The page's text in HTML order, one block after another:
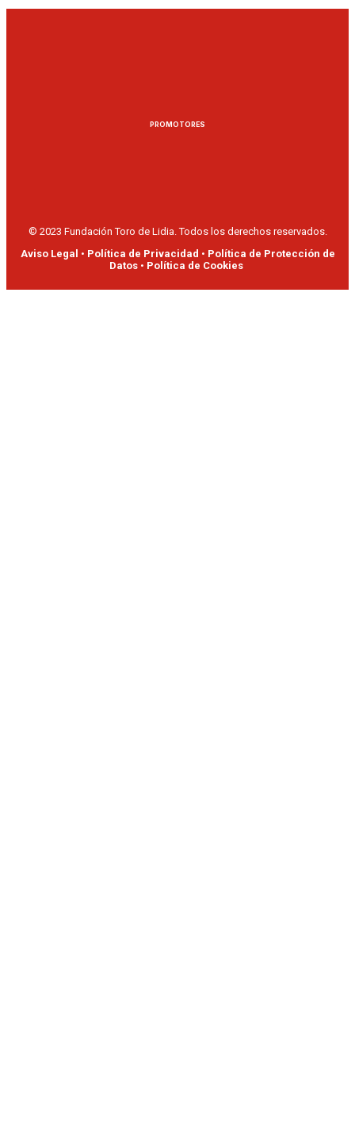
PROMOTORES
© 2023 Fundación Toro de Lidia. Todos los derechos reservados.
Aviso Legal • Política de Privacidad • Política de Protección de
Datos • Política de Cookies